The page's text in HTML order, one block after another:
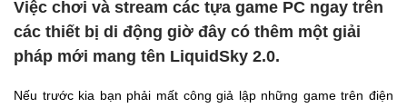
Việc chơi và stream các tựa game PC ngay trên
các thiết bị di động giờ đây có thêm một giải
pháp mới mang tên LiquidSky 2.0.
Nếu trước kia bạn phải mất công giả lập những game trên điện